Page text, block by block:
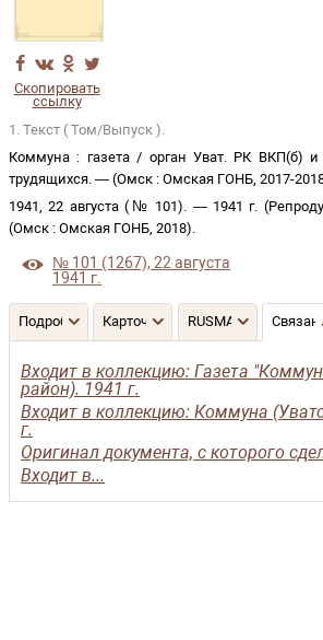
Скопировать
ссылку
1. Текст ( Том/Выпуск ).
Коммуна : газета / орган Уват. РК ВКП(б) и
трудящихся. — (Омск : Омская ГОНБ, 2017-
1941, 22 августа (№ 101). —1941 г.
(Омск : Омская ГОНБ, 2018).
№ 101 (1267), 22 августа
1941 г.
Подробнее Карточка RUSMARC
Входит в коллекцию: Газета
район). 1941 г.
Входит в коллекцию: Коммуна
г.
Оригинал документа, с которого
Входит в...